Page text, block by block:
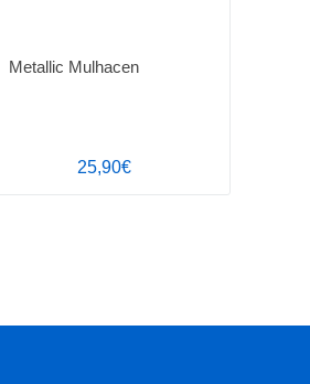
Metallic Mulhacen
25,90€